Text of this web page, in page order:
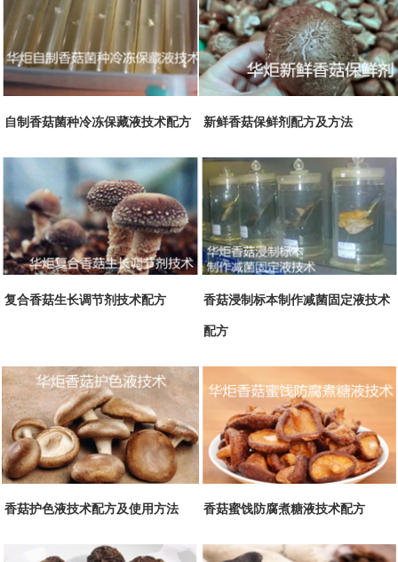
自制香菇菌种冷冻保藏液技术配方 新鲜香菇保鲜剂配方及方法
复合香菇生长调节剂技术配方 香菇浸制标本制作减菌固定液技术
配方
香菇护色液技术配方及使用方法 香菇蜜饯防腐煮糖液技术配方